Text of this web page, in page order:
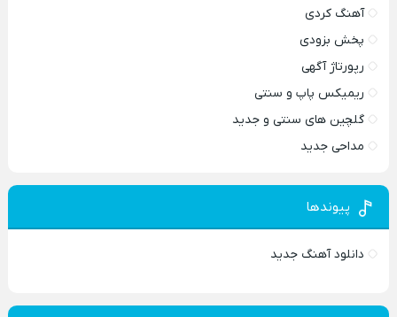
آهنگ کردی
پخش بزودی
رپورتاژ آگهی
ریمیکس پاپ و سنتی
گلچین های سنتی و جدید
مداحی جدید
پیوندها
دانلود آهنگ جدید